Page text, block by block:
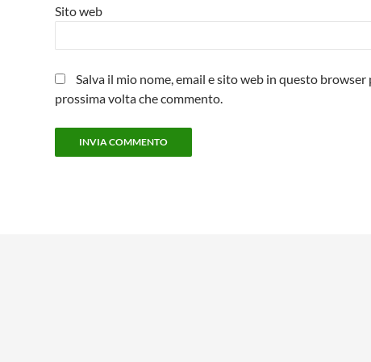
Sito web
Salva il mio nome, email e sito web in questo browser
prossima volta che commento.